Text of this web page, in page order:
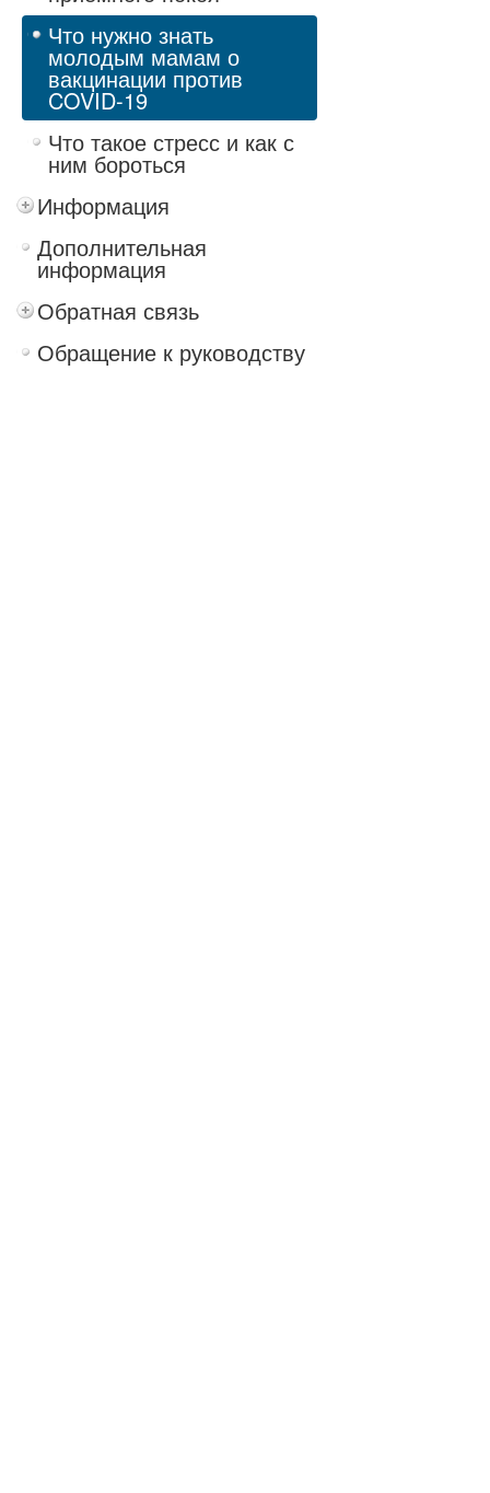
Что нужно знать
молодым мамам о
вакцинации против
COVID-19
Что такое стресс и как с
ним бороться
Информация
Дополнительная
информация
Обратная связь
Обращение к руководству